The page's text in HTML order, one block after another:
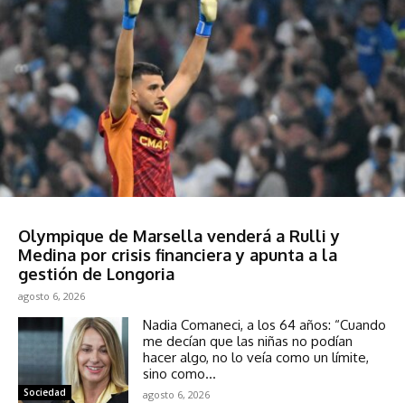
Olympique de Marsella venderá a Rulli y
Medina por crisis financiera y apunta a la
gestión de Longoria
agosto 6, 2026
Sociedad
Nadia Comaneci, a los 64 años: “Cuando
me decían que las niñas no podían
hacer algo, no lo veía como un límite,
sino como...
agosto 6, 2026